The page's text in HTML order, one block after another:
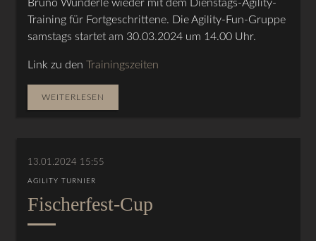
Bruno Wunderle wieder mit dem Dienstags-Agility-
Training für Fortgeschrittene. Die Agility-Fun-Gruppe
samstags startet am 30.03.2024 um 14.00 Uhr.
Link zu denTrainingszeiten
WEITERLESEN
13.01.2024 15:55
AGILITY TURNIER
Fischerfest-Cup